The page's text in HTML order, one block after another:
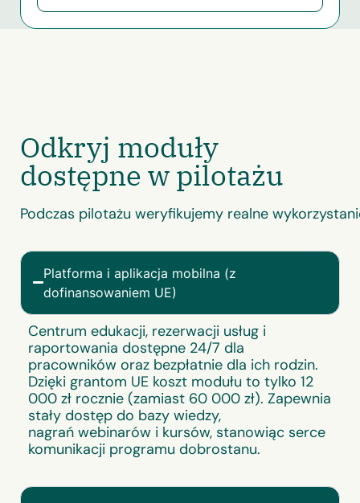
Odkryj moduły
dostępne w pilotażu
Podczas pilotażu weryfikujemy realne
Platforma i aplikacja mobilna (z
dofinansowaniem UE)
Centrum edukacji, rezerwacji usług i
raportowania dostępne 24/7 dla
pracowników oraz bezpłatnie dla ich rodzin.
Dzięki grantom UE koszt modułu to tylko 12
000 zł rocznie (zamiast 60 000 zł). Zapewnia
stały dostęp do bazy wiedzy,
nagrań webinarów i kursów, stanowiąc serce
komunikacji programu dobrostanu.